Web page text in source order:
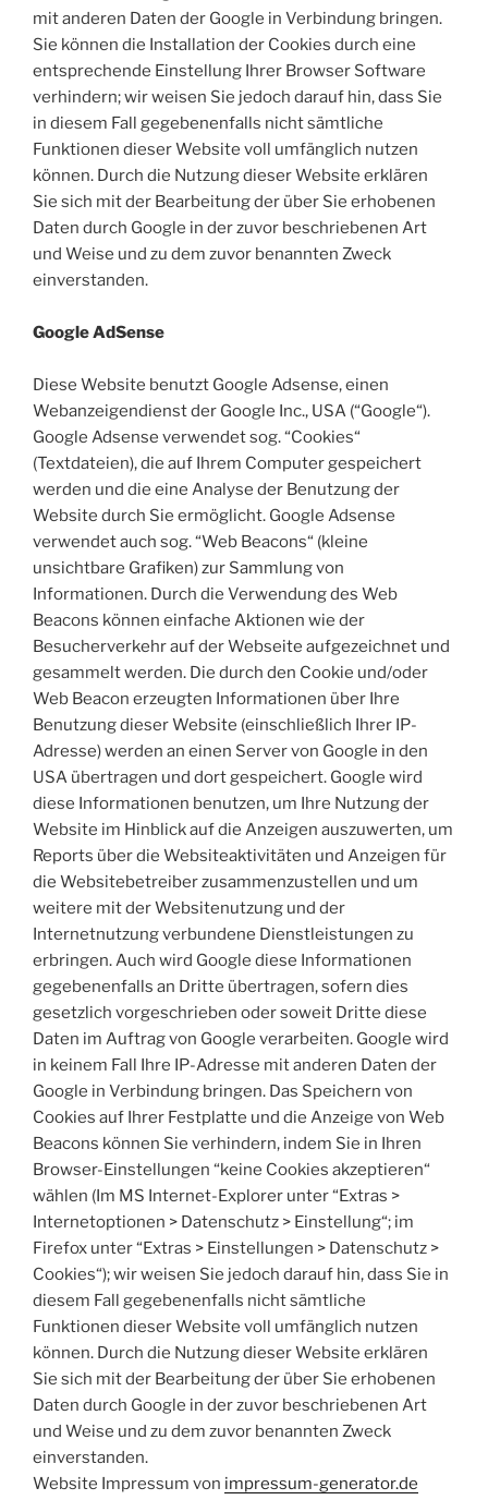
mit anderen Daten der Google in Verbindung bringen.
Sie können die Installation der Cookies durch eine
entsprechende Einstellung Ihrer Browser Software
verhindern; wir weisen Sie jedoch darauf hin, dass Sie
in diesem Fall gegebenenfalls nicht sämtliche
Funktionen dieser Website voll umfänglich nutzen
können. Durch die Nutzung dieser Website erklären
Sie sich mit der Bearbeitung der über Sie erhobenen
Daten durch Google in der zuvor beschriebenen Art
und Weise und zu dem zuvor benannten Zweck
einverstanden.
Google AdSense
Diese Website benutzt Google Adsense, einen
Webanzeigendienst der Google Inc., USA (“Google“).
Google Adsense verwendet sog. “Cookies“
(Textdateien), die auf Ihrem Computer gespeichert
werden und die eine Analyse der Benutzung der
Website durch Sie ermöglicht. Google Adsense
verwendet auch sog. “Web Beacons“ (kleine
unsichtbare Grafiken) zur Sammlung von
Informationen. Durch die Verwendung des Web
Beacons können einfache Aktionen wie der
Besucherverkehr auf der Webseite aufgezeichnet und
gesammelt werden. Die durch den Cookie und/oder
Web Beacon erzeugten Informationen über Ihre
Benutzung dieser Website (einschließlich Ihrer IP-
Adresse) werden an einen Server von Google in den
USA übertragen und dort gespeichert. Google wird
diese Informationen benutzen, um Ihre Nutzung der
Website im Hinblick auf die Anzeigen auszuwerten, um
Reports über die Websiteaktivitäten und Anzeigen für
die Websitebetreiber zusammenzustellen und um
weitere mit der Websitenutzung und der
Internetnutzung verbundene Dienstleistungen zu
erbringen. Auch wird Google diese Informationen
gegebenenfalls an Dritte übertragen, sofern dies
gesetzlich vorgeschrieben oder soweit Dritte diese
Daten im Auftrag von Google verarbeiten. Google wird
in keinem Fall Ihre IP-Adresse mit anderen Daten der
Google in Verbindung bringen. Das Speichern von
Cookies auf Ihrer Festplatte und die Anzeige von Web
Beacons können Sie verhindern, indem Sie in Ihren
Browser-Einstellungen “keine Cookies akzeptieren“
wählen (Im MS Internet-Explorer unter “Extras >
Internetoptionen > Datenschutz > Einstellung“; im
Firefox unter “Extras > Einstellungen > Datenschutz >
Cookies“); wir weisen Sie jedoch darauf hin, dass Sie in
diesem Fall gegebenenfalls nicht sämtliche
Funktionen dieser Website voll umfänglich nutzen
können. Durch die Nutzung dieser Website erklären
Sie sich mit der Bearbeitung der über Sie erhobenen
Daten durch Google in der zuvor beschriebenen Art
und Weise und zu dem zuvor benannten Zweck
einverstanden.
Website Impressum von impressum-generator.de